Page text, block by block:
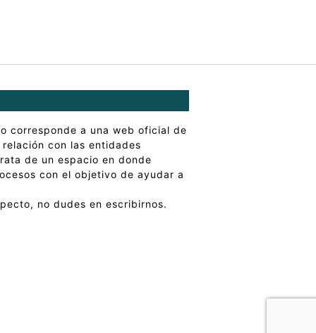
corresponde a una web oficial de
con las entidades
de un espacio en donde
con el objetivo de ayudar a
no dudes en escribirnos.